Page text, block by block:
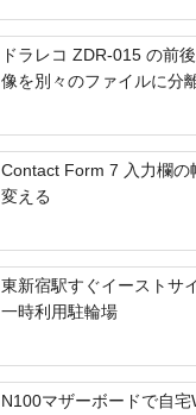
ドラレコ ZDR-015 の前
像を別々のファイルに分
Contact Form 7 入力欄の
変える
東新宿駅すぐイーストサ
一時利用駐輪場
N100マザーボードで自宅